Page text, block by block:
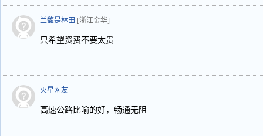
兰馥是林田 [浙江金华]
只希望资费不要太贵
火星网友
高速公路比喻的好，畅通无阻